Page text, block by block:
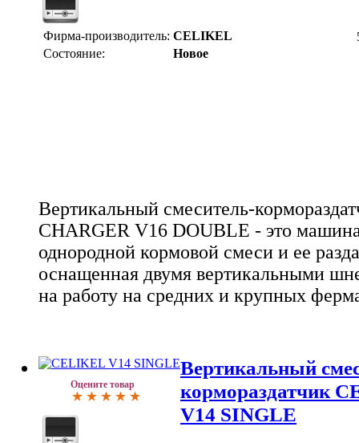
Фирма-производитель: CELIKEL
Состояние:
Новое
Вертикальный смеситель-
CHARGER V16 DOUBLE - это
однородной кормовой смеси и ее
оснащенная двумя вертикальными
на работу на средних и крупных
Оцените товар
Вертикальный
кормораздатчик
V14 SINGLE